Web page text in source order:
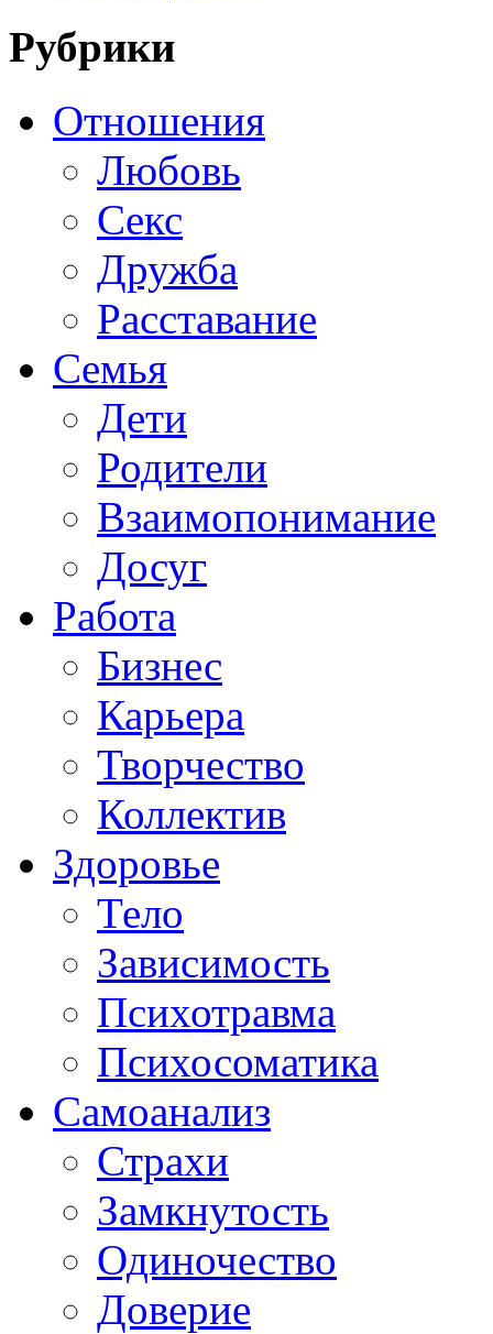
Рубрики
Отношения
Любовь
Секс
Дружба
Расставание
Семья
Дети
Родители
Взаимопонимание
Досуг
Работа
Бизнес
Карьера
Творчество
Коллектив
Здоровье
Тело
Зависимость
Психотравма
Психосоматика
Самоанализ
Страхи
Замкнутость
Одиночество
Доверие